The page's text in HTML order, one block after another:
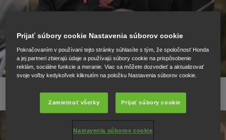
Prijať súbory cookie Nastavenia súborov cookie
Pokračovaním v používaní tejto stránky súhlasíte s tým, že spoločnosť Honda
a jej partneri zbierajú údaje a používajú súbory cookie na prispôsobenie
reklám, sociálne funkcie a meranie. Viac sa môžete dozvedieť a aktualizovať
svoje voľby kedykoľvek kliknutím na položku Nastavenia súborov cookie.
Zamietnuť všetky Prijať súbory cookie
Nastavenia súborov cookie